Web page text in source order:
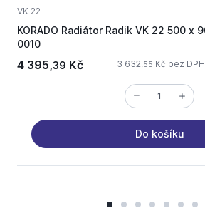
VK 22
KORADO Radiátor Radik VK 22 500 x 900 22050090-60-
0010
4 395,39 Kč 3 632,55 Kč bez DPH
Do košíku